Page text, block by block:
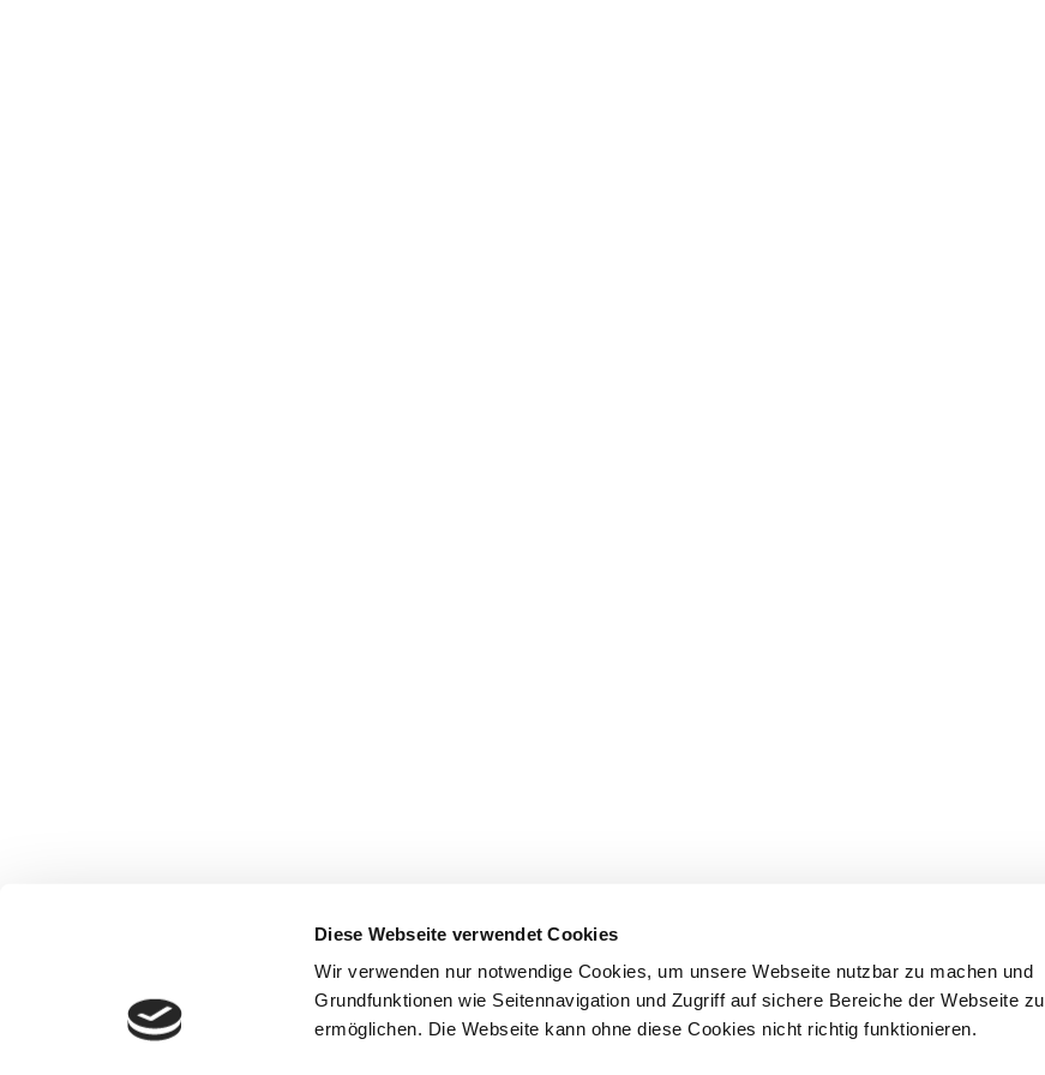
Diese Webseite verwendet Cookies
Wir verwenden nur notwendige Cookies, um unsere Webseite nutzbar zu machen und
Grundfunktionen wie Seitennavigation und Zugriff auf sichere Bereiche der Webseite zu
ermöglichen. Die Webseite kann ohne diese Cookies nicht richtig funktionieren.